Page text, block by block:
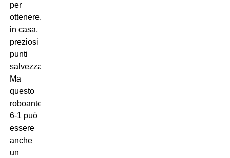
per
ottenere,
in casa,
preziosi
punti
salvezza.
Ma
questo
roboante
6-1 può
essere
anche
un